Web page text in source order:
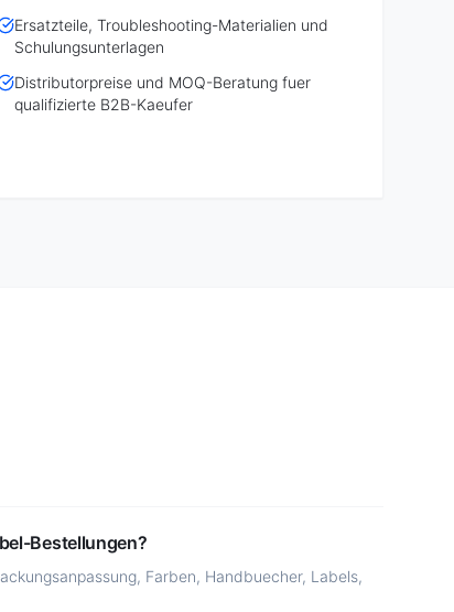
Ersatzteile, Troubleshooting-Materialien und
Schulungsunterlagen
Distributorpreise und MOQ-Beratung fuer
qualifizierte B2B-Kaeufer
Bestellungen?
Farben, Handbuecher, Labels,